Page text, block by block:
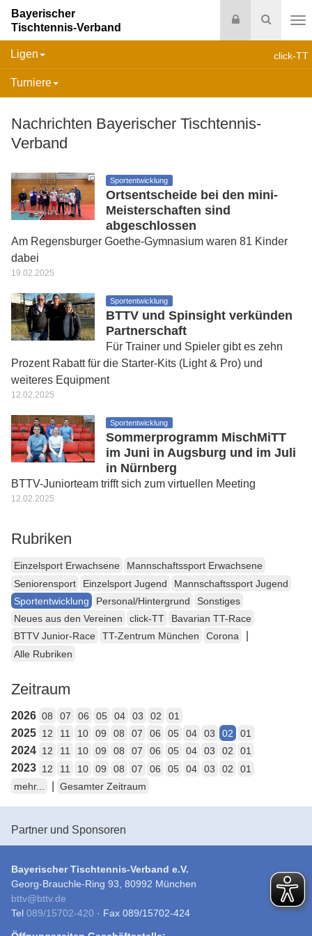
Suche
Login
Bayerischer
Tischtennis-Verband
click-TT
Ligen
Turniere
Nachrichten Bayerischer Tischtennis-
Verband
Sportentwicklung
Ortsentscheide bei den mini-
Meisterschaften sind
abgeschlossen
Am Regensburger Goethe-Gymnasium waren 81 Kinder
dabei
19.02.2025
Sportentwicklung
BTTV und Spinsight verkünden
Partnerschaft
Für Trainer und Spieler gibt es zehn
Prozent Rabatt für die Starter-Kits (Light & Pro) und
weiteres Equipment
12.02.2025
Sportentwicklung
Sommerprogramm MischMiTT
im Juni in Augsburg und im Juli
in Nürnberg
BTTV-Juniorteam trifft sich zum virtuellen Meeting
12.02.2025
Rubriken
Einzelsport Erwachsene
Mannschaftssport Erwachsene
Seniorensport
Einzelsport Jugend
Mannschaftssport Jugend
Sportentwicklung
Personal/Hintergrund
Sonstiges
Neues aus den Vereinen
click-TT
Bavarian TT-Race
BTTV Junior-Race
TT-Zentrum München Corona
Alle Rubriken
Zeitraum
2026 08 07 06 05 04 03 02 01
2025 12 11 10 09 08 07 06 05 04 03 02 01
2024 12 11 10 09 08 07 06 05 04 03 02 01
2023 12 11 10 09 08 07 06 05 04 03 02
01
mehr...
Gesamter Zeitraum
Partner und Sponsoren
Bayerischer Tischtennis-Verband e.V.
Georg-Brauchle-Ring 93, 80992 München
bttv@bttv.de
Tel 089/15702-420 · Fax 089/15702-424